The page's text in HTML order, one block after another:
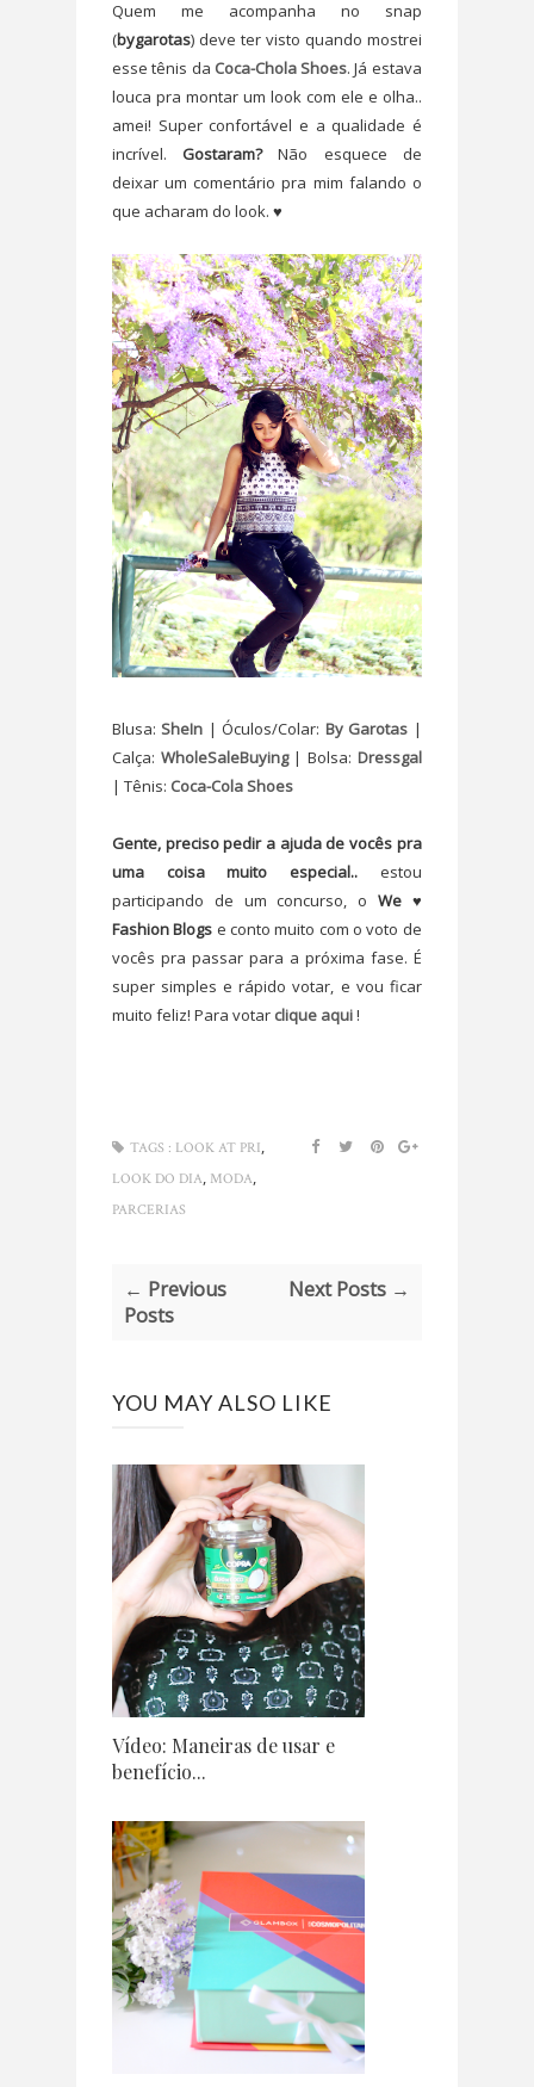
Quem me acompanha no snap
(bygarotas) deve ter visto quando mostrei
esse tênis da Coca-Chola Shoes. Já estava
louca pra montar um look com ele e olha..
amei! Super confortável e a qualidade é
incrível. Gostaram?Não esquece de
deixar um comentário pra mim falando o
que acharam do look. ♥
Blusa:SheIn | Óculos/Colar: By Garotas |
Calça: WholeSaleBuying| Bolsa: Dressgal
| Tênis: Coca-Cola Shoes
Gente, preciso pedir a ajuda de vocês pra
uma coisa muito especial.. estou
participando de um concurso, o We ♥
Fashion Blogs e conto muito com o voto de
vocês pra passar para a próxima fase. É
super simples e rápido votar, e vou ficar
muito feliz! Para votar clique aqui!
TAGS : LOOK AT PRI
LOOK DO DIA MODA
PARCERIAS
← Previous
Posts
Next Posts →
YOU MAY ALSO LIKE
Vídeo: Maneiras de usar e
benefício...